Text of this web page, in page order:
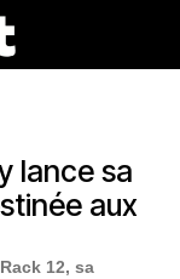
lance sa
aux
12, sa